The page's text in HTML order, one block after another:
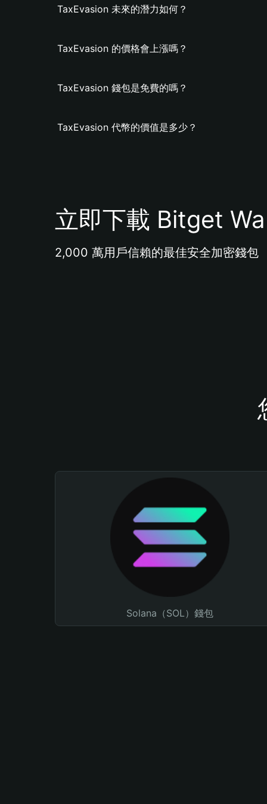
TaxEvasion 未來的潛力如何？
TaxEvasion 的價格會上漲嗎？
TaxEvasion 錢包是免費的嗎？
TaxEvasion 代幣的價值是多少？
立即下載 Bitget
2,000 萬用戶信賴的最佳安全加密錢包
Solana（SOL）錢包